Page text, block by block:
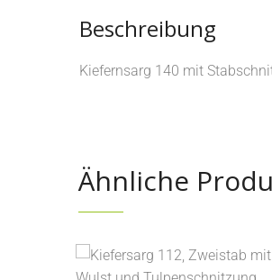
Beschreibung
Kiefernsarg 140 mit
Ähnliche